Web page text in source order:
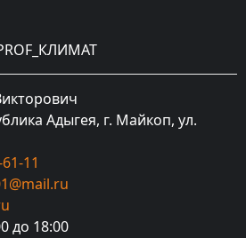
Адыгея, г. Майкоп, ул.
11
до 18:00